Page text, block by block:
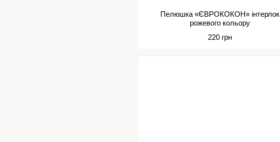
Пелюшка «ЄВРОКОКОН» інтерлок
рожевого кольору
220 грн